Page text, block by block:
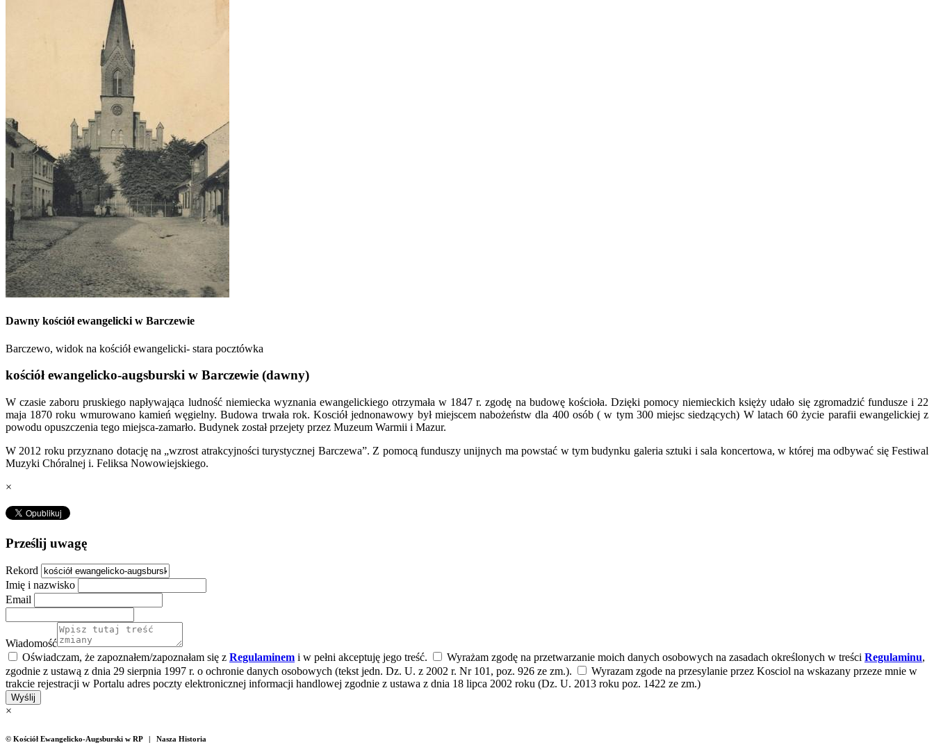
Dawny kościół ewangelicki w Barczewie
Barczewo, widok na kościół ewangelicki- stara pocztówka
kościół ewangelicko-augsburski w Barczewie (dawny)
W czasie zaboru pruskiego napływająca ludność niemiecka wyznania ewangelickiego otrzymała w 1847 r. zgodę na budowę kościoła. Dzięki pomocy niemieckich księży udało się zgromadzić fundusze i 22
maja 1870 roku wmurowano kamień węgielny. Budowa trwała rok. Kosciół jednonawowy był miejscem nabożeństw dla 400 osób ( w tym 300 miejsc siedzących) W latach 60 życie parafii ewangelickiej z
powodu opuszczenia tego miejsca-zamarło. Budynek został przejety przez Muzeum Warmii i Mazur.
W 2012 roku przyznano dotację na „wzrost atrakcyjności turystycznej Barczewa”. Z pomocą funduszy unijnych ma powstać w tym budynku galeria sztuki i sala koncertowa, w której ma odbywać się Festiwal
Muzyki Chóralnej i. Feliksa Nowowiejskiego.
×
Prześlij uwagę
Rekord
Imię i nazwisko
Email
Wiadomość
Oświadczam, że zapoznałem/zapoznałam się z Regulaminem i w pełni akceptuję jego treść. Wyrażam zgodę na przetwarzanie moich danych osobowych na zasadach określonych w treści Regulaminu,
zgodnie z ustawą z dnia 29 sierpnia 1997 r. o ochronie danych osobowych (tekst jedn. Dz. U. z 2002 r. Nr 101, poz. 926 ze zm.).
Wyrazam zgode na przesylanie przez Kosciol na wskazany przeze mnie w
trakcie rejestracji w Portalu adres poczty elektronicznej informacji handlowej zgodnie z ustawa z dnia 18 lipca 2002 roku (Dz. U. 2013 roku poz. 1422 ze zm.)
Wyślij
×
© Kościół Ewangelicko-Augsburski w RP | Nasza Historia